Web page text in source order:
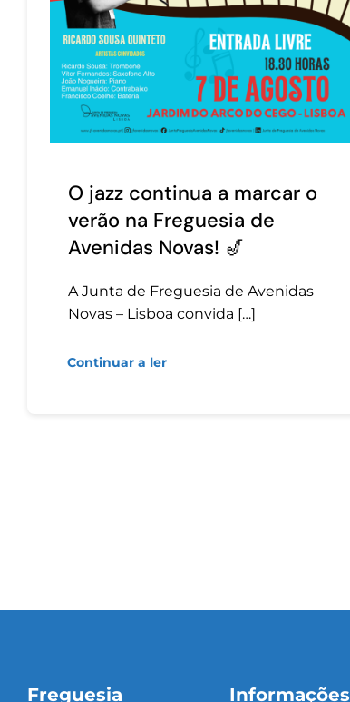
O jazz continua a marcar o
verão na Freguesia de
Avenidas Novas! 🎷
A Junta de Freguesia de Avenidas
Novas – Lisboa convida […]
Continuar a ler
Freguesia Informações